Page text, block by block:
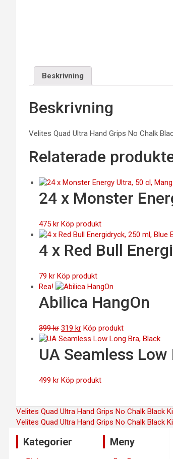
Beskrivning
Beskrivning
Velites Quad Ultra Hand Grips No Chalk
Relaterade
24 x Monster
475 kr Köp produkt
4 x Red Bull
79 kr Köp produkt
Rea!
Abilica HangOn
399kr Det
ursprungliga
priset
var:
319 krDet
nuvarande
är:
Köp produkt
UA Seamless
499 kr Köp produkt
Inläggsnavigering
Velites Quad Ultra Hand Grips No Chalk Black
Velites Quad Ultra Hand Grips No Chalk Black
Kategorier Meny